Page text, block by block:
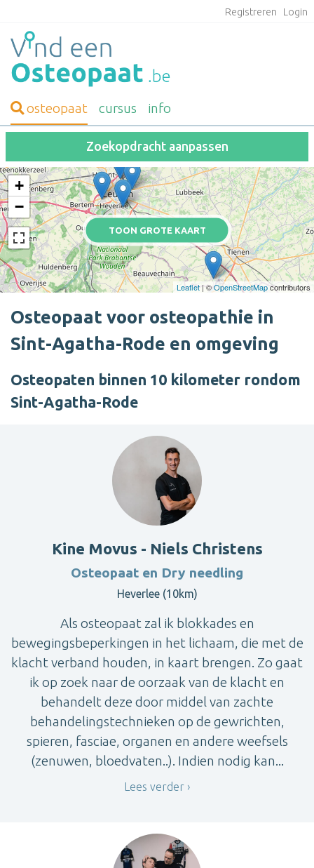
Registreren Login
osteopaat cursus info
Zoekopdracht aanpassen
TOON GROTE KAART
+
−
Leaflet| ©OpenStreetMapcontributors
Osteopaat voor osteopathie in
Sint-Agatha-Rode en omgeving
Osteopaten binnen 10 kilometer rondom
Sint-Agatha-Rode
Kine Movus - Niels Christens
Osteopaat en Dry needling
Heverlee (10km)
Als osteopaat zal ik blokkades en
bewegingsbeperkingen in het lichaam, die met de
klacht verband houden, in kaart brengen. Zo gaat
ik op zoek naar de oorzaak van de klacht en
behandelt deze door middel van zachte
behandelingstechnieken op de gewrichten,
spieren, fasciae, organen en andere weefsels
(zenuwen, bloedvaten..). Indien nodig kan...
Lees verder